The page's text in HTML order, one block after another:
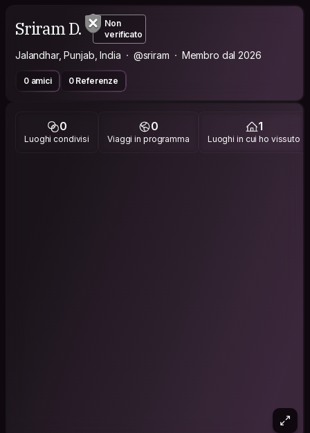
Sriram D.
Non
verificato
Jalandhar, Punjab, India @sriram Membro dal 2026
0 amici 0 Referenze
0
Luoghi condivisi
0
Viaggi in programma
1
Luoghi in cui ho vissuto